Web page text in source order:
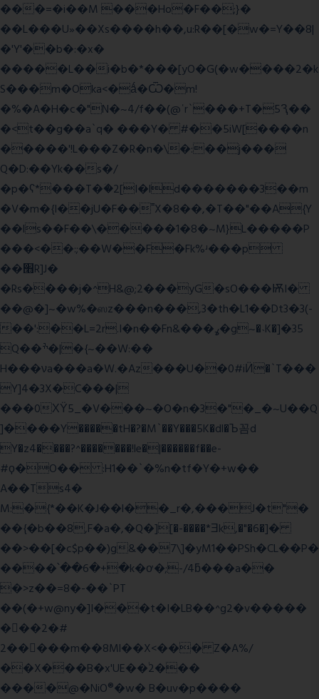
���=�i��M ���Ho�F��;}�
��L���U»��Xs����h��,u:R��[�w�=Y��8|
�'Y'��b�:�x�
�����L��i�b�*���[yO�G(�w����2�k
S���m�Oka<�ǻ�Ѿ�m!
�%�A�H�c�"N�~4/f��(@ʿr`���+T�5Ԇ��
�<t��g��a`q� ���Y� #��5iW[����n
�����'!L���Z�R�n�\�:��j���
Q�D:��Yk��s�/
�p�ʕ*���T�ؘ�2[I�ld�������3��m
�V�m�{I��jU�F��˭X�8��,�T��"��A{Y
��ls��F��\�����1�8�~M}L�����P
���<��:;��W��F�Fk%ʴ���p
��׫R]J�
�Rs����j�^H&@;2���yG�sO���ѬI�
��@�]~�w%�ஸz���n���,3�th�L1��Dt3�3(-
��':��L=2r.I�n��Fn&���ߩ�g~�˴K�]�35
Q��ׯ�|�{~��W:��
H���νa���a�W.�Az���U��0#iӤ�`T���
Y]4�3X�C���|
���0ХΫ5_�V���~�O�n�3�"�_�~U��Q
]����Y�����tH�?�M`��Y���5K�dl�Ъ꼼d
Y�z4����?^�������!le�|������f��e-
#ϙ�O�� :H1��`�%n�tf�Y�+w��
A��Ts4�
M:�{*��K�J��l��_r�,���J�t"�
��{�b��8,F�a�,�Q�][�-����*Ǝk,�"�6�]�
��>��[�c$p��)g&��7\]�yM1��PSh�CL��P�
����՝��6�+�k�ơ�;-/4ƃ���a��
�>z��=8�-��`PT
��(�+w@ny�]I���t�I�LB��^g2�v�����
��ٕ�2�#
2�����m��8Ml��X<��� Z�A%/
��X���B�x'UE��֔2���
����@�NiO®�w� B�uv�p����